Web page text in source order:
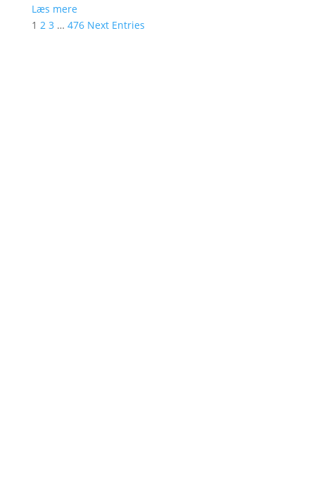
Læs mere
1 2 3 … 476 Next Entries